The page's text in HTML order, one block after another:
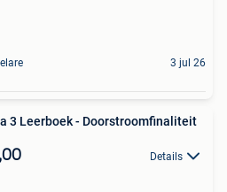
3 jul 26
3 Leerboek - Doorstroomfinaliteit
Details